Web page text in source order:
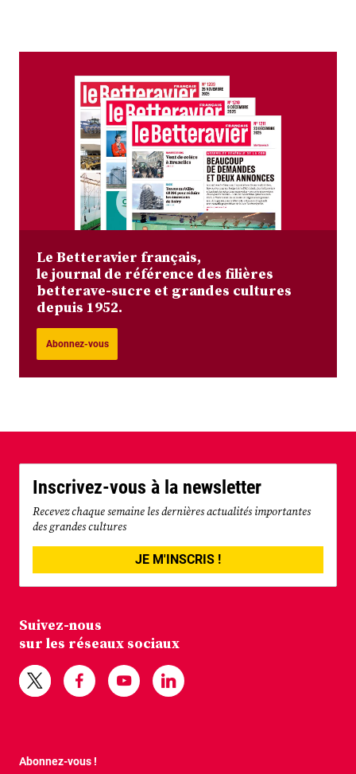
Le Betteravier français,
le journal de référence des filières
betterave-sucre et grandes cultures
depuis 1952.
Abonnez-vous
Inscrivez-vous à la newsletter
Recevez chaque semaine les dernières actualités importantes
des grandes cultures
JE M'INSCRIS !
Suivez-nous
sur les réseaux sociaux
Abonnez-vous !